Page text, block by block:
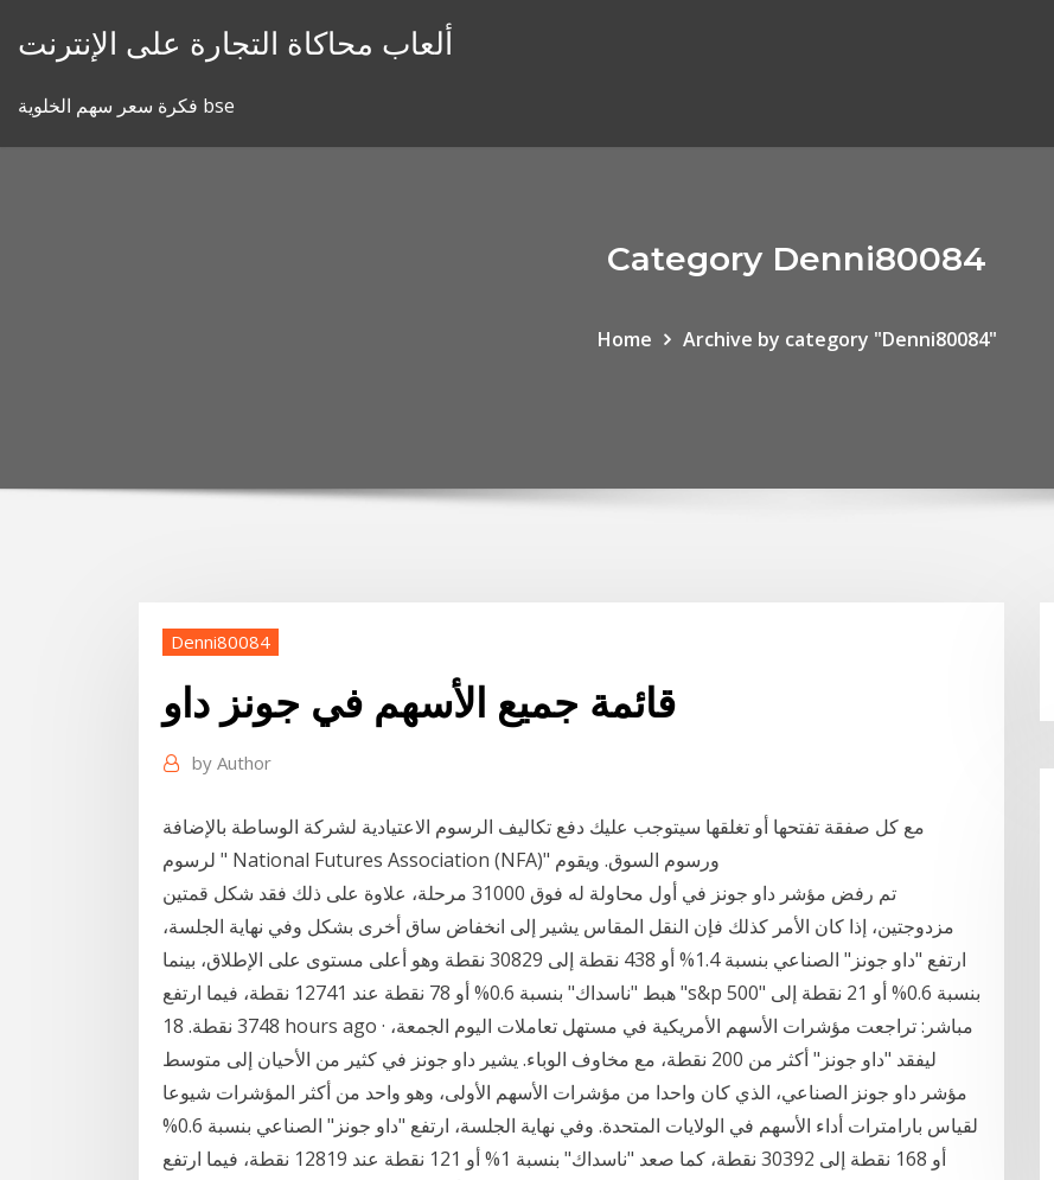
ألعاب محاكاة التجارة على الإنترنت
فكرة سعر سهم الخلوية bse
Category Denni80084
Home Archive by category "Denni80084"
Denni80084
قائمة جميع الأسهم في جونز داو
by Author
مع كل صفقة تفتحها أو تغلقها سيتوجب عليك دفع تكاليف الرسوم الاعتيادية لشركة الوساطة بالإضافة
تم رفض مؤشر داو جونز في أول محاولة له فوق 31000 مرحلة، علاوة على ذلك فقد شكل قمتين
مزدوجتين، إذا كان الأمر كذلك فإن النقل المقاس يشير إلى انخفاض ساق أخرى بشكل وفي نهاية الجلسة،
ارتفع "داو جونز" الصناعي بنسبة 1.4% أو 438 نقطة إلى 30829 نقطة وهو أعلى مستوى على الإطلاق، بينما
هبط "ناسداك" بنسبة 0.6% أو 78 نقطة عند 12741 نقطة، فيما ارتفع "s&p 500" بنسبة 0.6% أو 21 نقطة إلى
3748 نقطة. 18 hours ago · مباشر: تراجعت مؤشرات الأسهم الأمريكية في مستهل تعاملات اليوم الجمعة،
ليفقد "داو جونز" أكثر من 200 نقطة، مع مخاوف الوباء. يشير داو جونز في كثير من الأحيان إلى متوسط
مؤشر داو جونز الصناعي، الذي كان واحدا من مؤشرات الأسهم الأولى، وهو واحد من أكثر المؤشرات شيوعا
لقياس بارامترات أداء الأسهم في الولايات المتحدة. وفي نهاية الجلسة، ارتفع "داو جونز" الصناعي بنسبة 0.6%
أو 168 نقطة إلى 30392 نقطة، كما صعد "ناسداك" بنسبة 1% أو 121 نقطة عند 12819 نقطة، فيما ارتفع